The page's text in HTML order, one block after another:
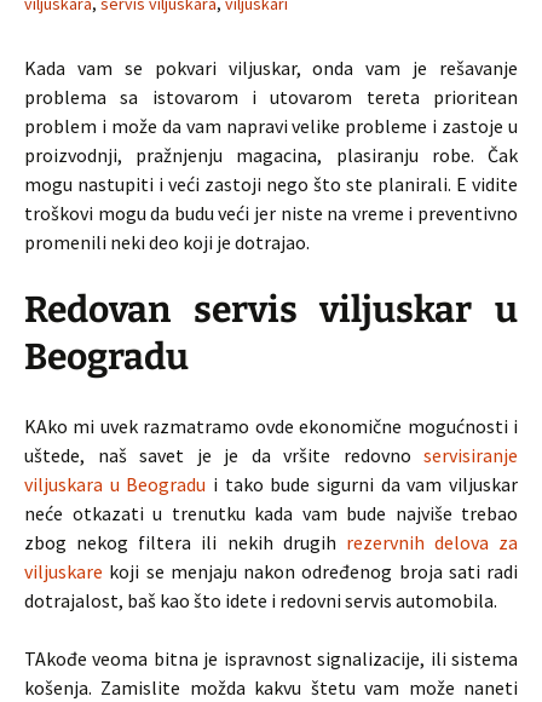
Kada vam se pokvari viljuskar, onda vam je rešavanje
problema sa istovarom i utovarom tereta prioritean
problem i može da vam napravi velike probleme i zastoje u
proizvodnji, pražnjenju magacina, plasiranju robe. Čak
mogu nastupiti i veći zastoji nego što ste planirali. E vidite
troškovi mogu da budu veći jer niste na vreme i preventivno
promenili neki deo koji je dotrajao.
Redovan servis viljuskar u
Beogradu
KAko mi uvek razmatramo ovde ekonomične mogućnosti i
uštede, naš savet je je da vršite redovno servisiranje
viljuskara u Beogradu i tako bude sigurni da vam viljuskar
neće otkazati u trenutku kada vam bude najviše trebao
zbog nekog filtera ili nekih drugih rezervnih delova za
viljuskare koji se menjaju nakon određenog broja sati radi
dotrajalost, baš kao što idete i redovni servis automobila.
TAkođe veoma bitna je ispravnost signalizacije, ili sistema
košenja. Zamislite možda kakvu štetu vam može naneti